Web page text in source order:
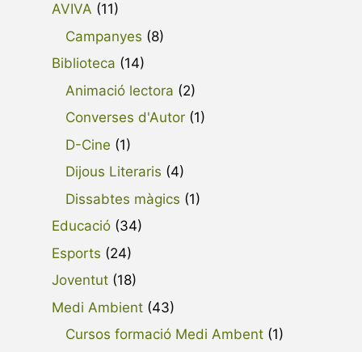
AVIVA (11)
Campanyes (8)
Biblioteca (14)
Animació lectora (2)
Converses d'Autor (1)
D-Cine (1)
Dijous Literaris (4)
Dissabtes màgics (1)
Educació (34)
Esports (24)
Joventut (18)
Medi Ambient (43)
Cursos formació Medi Ambent (1)